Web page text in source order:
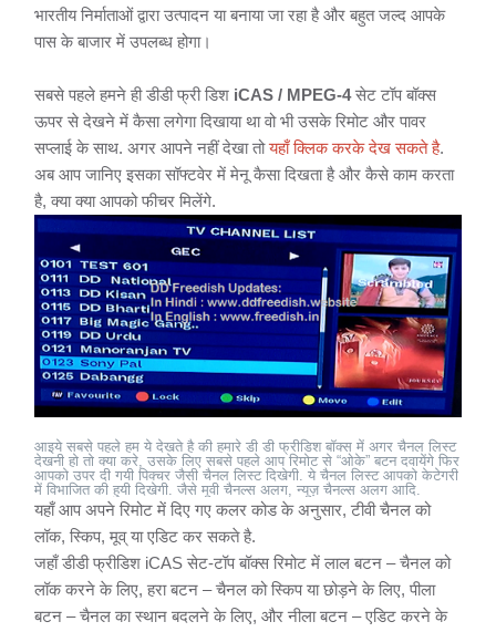
भारतीय निर्माताओं द्वारा उत्पादन या बनाया जा रहा है और बहुत जल्द आपके
पास के बाजार में उपलब्ध होगा।
सबसे पहले हमने ही डीडी फ्री डिश iCAS / MPEG-4सेट टॉप बॉक्स
ऊपर से देखने में कैसा लगेगा दिखाया था वो भी उसके रिमोट और पावर
सप्लाई के साथ. अगर आपने नहीं देखा तोयहाँ क्लिक करके देख सकते है.
अब आप जानिए इसका सॉफ्टवेर में मेनू कैसा दिखता है और कैसे काम करता
है, क्या क्या आपको फीचर मिलेंगे.
आइये सबसे पहले हम ये देखते है की हमारे डी डी फ्रीडिश बॉक्स में अगर चैनल लिस्ट
देखनी हो तो क्या करे, उसके लिए सबसे पहले आप रिमोट से “ओके” बटन दवायेंगे फिर
आपको उपर दी गयी पिक्चर जैसी चैनल लिस्ट दिखेगी. ये चैनल लिस्ट आपको केटेगरी
में विभाजित की हुयी दिखेगी. जैसे मूवी चैनल्स अलग, न्यूज़ चैनल्स अलग आदि.
यहाँ आप अपने रिमोट में दिए गए कलर कोड के अनुसार, टीवी चैनल को
लॉक, स्किप, मूव् या एडिट कर सकते है.
जहाँ डीडी फ्रीडिश iCAS सेट-टॉप बॉक्स रिमोट में लाल बटन – चैनल को
लॉक करने के लिए, हरा बटन – चैनल को स्किप या छोड़ने के लिए, पीला
बटन – चैनल का स्थान बदलने के लिए, और नीला बटन – एडिट करने के